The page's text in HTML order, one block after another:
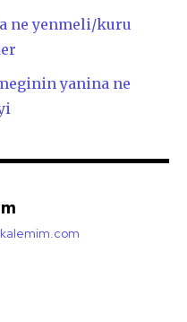
ne yenmeli/kuru
yanina ne